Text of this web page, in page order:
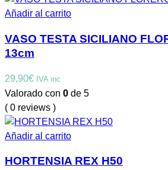
Añadir al carrito
VASO TESTA SICILIANO
13cm
29,90€ IVA inc
Valorado con 0 de 5
( 0 reviews )
Añadir al carrito
HORTENSIA REX H50